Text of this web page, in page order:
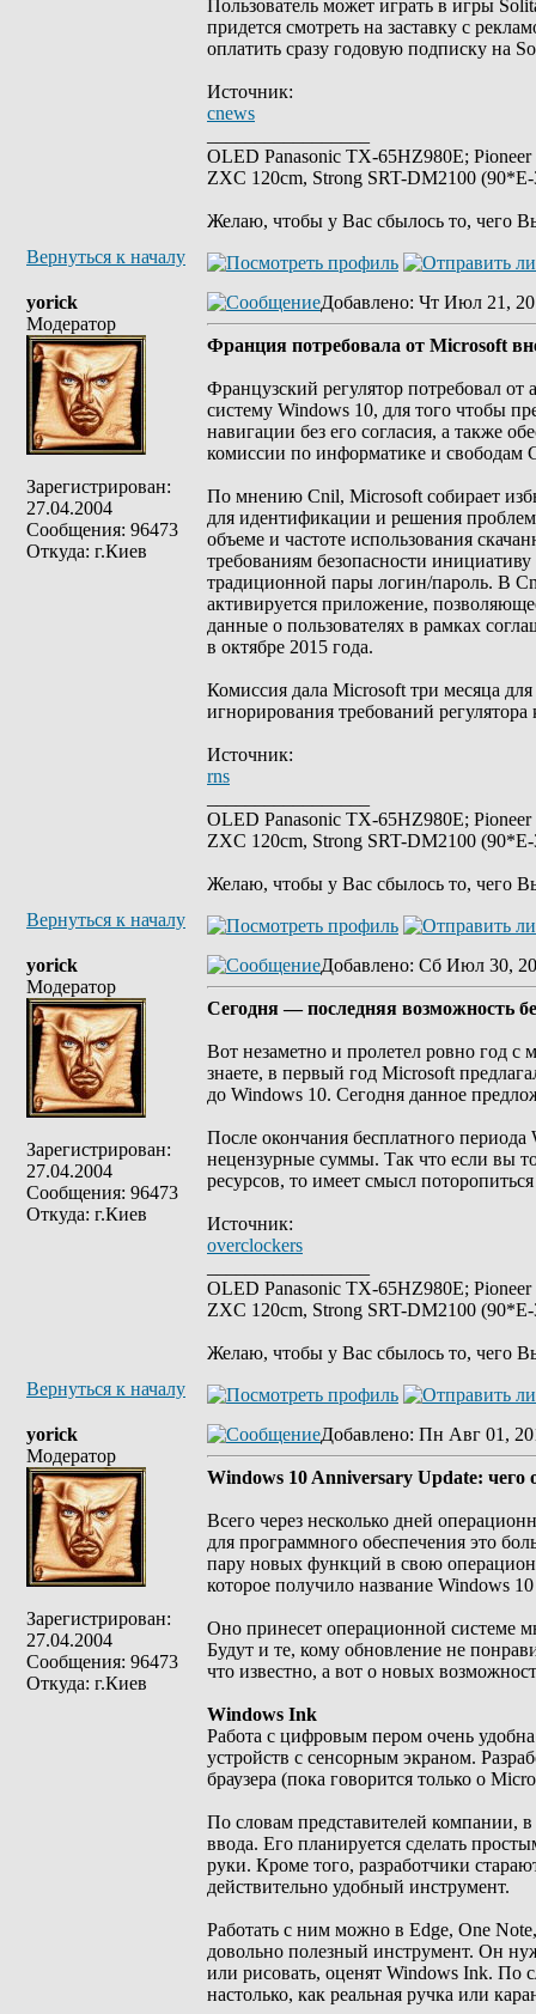
Пользователь может играть в игры
придется смотреть на заставку с
оплатить сразу годовую подписку на
Источник:
cnews
OLED Panasonic TX-65HZ980E;
ZXC 120cm, Strong SRT-DM2100
Желаю, чтобы у Вас сбылось то, чего
Вернуться к началу
yorick
Модератор
Зарегистрирован:
27.04.2004
Сообщения: 96473
Откуда: г.Киев
Добавлено: Чт Июл 21,
Франция потребовала от Microsoft
Французский регулятор потребовал
систему Windows 10, для того чтобы
навигации без его согласия, а также
комиссии по информатике и свободам
По мнению Cnil, Microsoft собирает
для идентификации и решения
объеме и частоте использования
требованиям безопасности
традиционной пары логин/пароль. В
активируется приложение,
данные о пользователях в рамках
в октябре 2015 года.
Комиссия дала Microsoft три месяца
игнорирования требований
Источник:
rns
OLED Panasonic TX-65HZ980E;
ZXC 120cm, Strong SRT-DM2100
Желаю, чтобы у Вас сбылось то, чего
Вернуться к началу
yorick
Модератор
Зарегистрирован:
27.04.2004
Сообщения: 96473
Откуда: г.Киев
Добавлено: Сб Июл 30,
Сегодня — последняя возможность
Вот незаметно и пролетел ровно год
знаете, в первый год Microsoft
до Windows 10. Сегодня данное
После окончания бесплатного
нецензурные суммы. Так что если вы
ресурсов, то имеет смысл
Источник:
overclockers
OLED Panasonic TX-65HZ980E;
ZXC 120cm, Strong SRT-DM2100
Желаю, чтобы у Вас сбылось то, чего
Вернуться к началу
yorick
Модератор
Зарегистрирован:
27.04.2004
Сообщения: 96473
Откуда: г.Киев
Добавлено: Пн Авг 01,
Windows 10 Anniversary Update: чего
Всего через несколько дней
для программного обеспечения это
пару новых функций в свою
которое получило название Windows
Оно принесет операционной системе
Будут и те, кому обновление не
что известно, а вот о новых
Windows Ink
Работа с цифровым пером очень
устройств с сенсорным экраном.
браузера (пока говорится только о
По словам представителей компании,
ввода. Его планируется сделать
руки. Кроме того, разработчики
действительно удобный инструмент.
Работать с ним можно в Edge, One
довольно полезный инструмент. Он
или рисовать, оценят Windows Ink. По
настолько, как реальная ручка или